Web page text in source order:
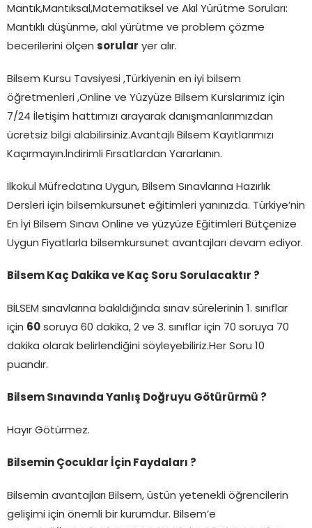
Mantık,Mantıksal,Matematiksel ve Akıl Yürütme Soruları:
Mantıklı düşünme, akıl yürütme ve problem çözme
becerilerini ölçen sorular yer alır.
Bilsem Kursu Tavsiyesi ,Türkiyenin en iyi bilsem
öğretmenleri ,Online ve Yüzyüze Bilsem Kurslarımız için
7/24 İletişim hattımızı arayarak danışmanlarımızdan
ücretsiz bilgi alabilirsiniz.Avantajlı Bilsem Kayıtlarımızı
Kaçırmayın.İndirimli Fırsatlardan Yararlanın.
İlkokul Müfredatına Uygun, Bilsem Sınavlarına Hazırlık
Dersleri için bilsemkursunet eğitimleri yanınızda. Türkiye’nin
En İyi Bilsem Sınavı Online ve yüzyüze Eğitimleri Bütçenize
Uygun Fiyatlarla bilsemkursunet avantajları devam ediyor.
Bilsem Kaç Dakika ve Kaç Soru Sorulacaktır ?
BİLSEM sınavlarına bakıldığında sınav sürelerinin 1. sınıflar
için 60 soruya 60 dakika, 2 ve 3. sınıflar için 70 soruya 70
dakika olarak belirlendiğini söyleyebiliriz.Her Soru 10
puandır.
Bilsem Sınavında Yanlış Doğruyu Götürürmü ?
Hayır Götürmez.
Bilsemin Çocuklar İçin Faydaları ?
Bilsemin avantajları Bilsem, üstün yetenekli öğrencilerin
gelişimi için önemli bir kurumdur. Bilsem’e